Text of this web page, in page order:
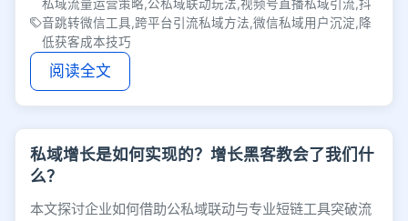
私域流量运营策略,公私域联动玩法,视频号直播私域引流,抖
音跳转微信工具,跨平台引流私域方法,微信私域用户沉淀,降
低获客成本技巧
阅读全文
私域增长是如何实现的？增长黑客教会了我们什
么？
本文探讨企业如何借助公私域联动与专业短链工具突破流